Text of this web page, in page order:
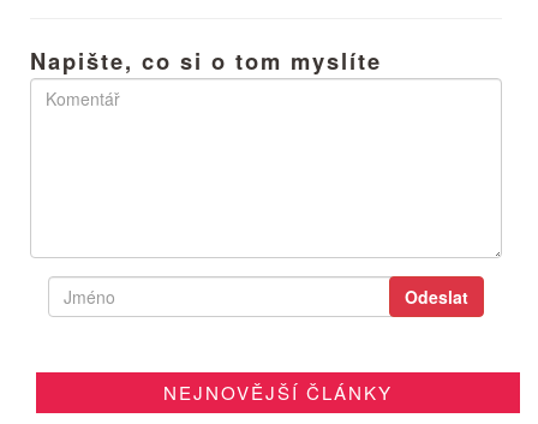
Napište, co si o tom myslíte
NEJNOVĚJŠÍ ČLÁNKY